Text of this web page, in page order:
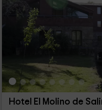
Hotel El Molino de